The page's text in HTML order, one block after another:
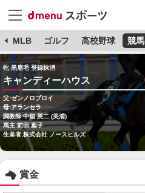
MLB ゴルフ 高校野球 競馬
牝 黒鹿毛 登録抹消
キャンディーハウス
父:ゼンノロブロイ
母:アランセラ
調教師:中舘 英二 (美浦)
馬主:前田 葉子
生産者:株式会社 ノースヒルズ
賞金